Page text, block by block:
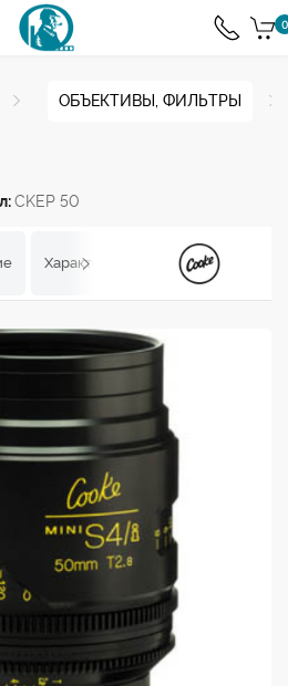
0
ОБЪЕКТИВЫ, ФИЛЬТРЫ
CKEP 50
Характеристики Отзывы